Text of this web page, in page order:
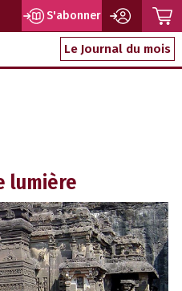
S'abonner
Le Journal du mois
lumière